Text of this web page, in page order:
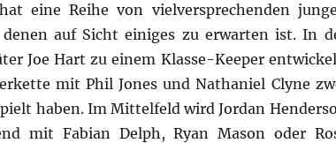
eine Reihe von vielversprechenden
auf Sicht einiges zu erwarten ist. In
Joe Hart zu einem Klasse-Keeper
mit Phil Jones und Nathaniel Clyne
haben. Im Mittelfeld wird Jordan
mit Fabian Delph, Ryan Mason oder